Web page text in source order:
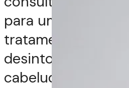
para um protocolo
tratamento
desintoxicação do
cabeludo.